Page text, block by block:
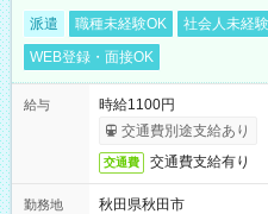
派遣 職種未経験OK 社会人未経
WEB登録・面接OK
給与
時給1100円
交通費別途支給あり
交通費 交通費支給有り
勤務地
秋田県秋田市